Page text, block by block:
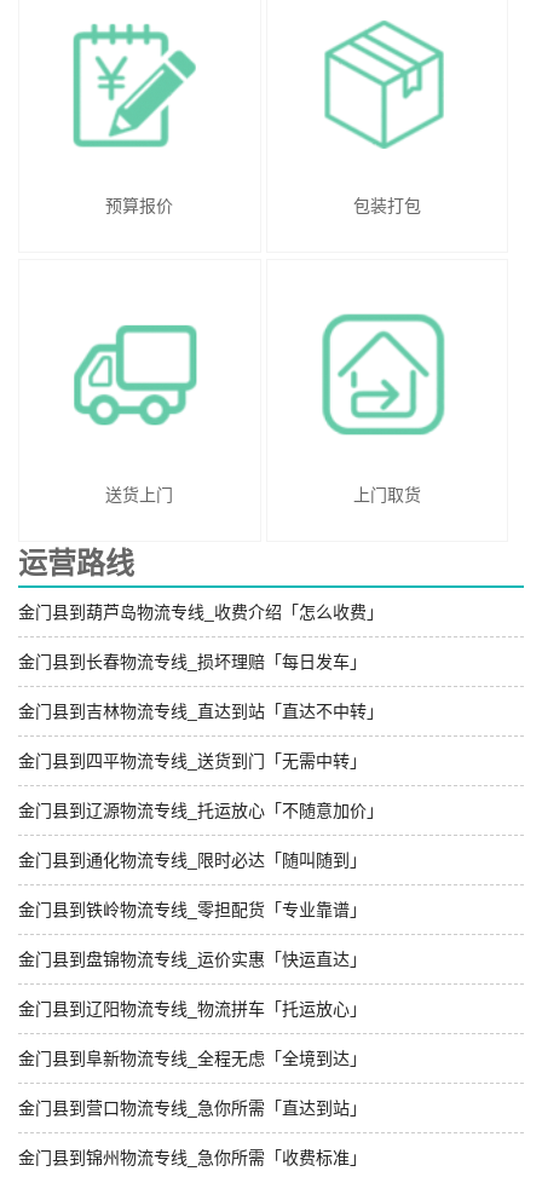
预算报价 包装打包
送货上门 上门取货
运营路线
金门县到葫芦岛物流专线_收费介绍「怎么收费」
金门县到长春物流专线_损坏理赔「每日发车」
金门县到吉林物流专线_直达到站「直达不中转」
金门县到四平物流专线_送货到门「无需中转」
金门县到辽源物流专线_托运放心「不随意加价」
金门县到通化物流专线_限时必达「随叫随到」
金门县到铁岭物流专线_零担配货「专业靠谱」
金门县到盘锦物流专线_运价实惠「快运直达」
金门县到辽阳物流专线_物流拼车「托运放心」
金门县到阜新物流专线_全程无虑「全境到达」
金门县到营口物流专线_急你所需「直达到站」
金门县到锦州物流专线_急你所需「收费标准」